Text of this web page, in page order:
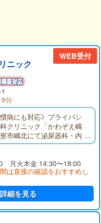
WEB受付
ニック
分
病にも対応》プライバシ
クリニック「かわぞえ嶋
市嶋北にて泌尿器科・内
何度もトイレに行きたく
感、排尿時の痛みなど、
ます。目指しているの
めらっている方が、気兼
です。日本泌尿器科学会
どの排尿障害をはじめ、
染症のほか、前立腺がん
の診断・治療を行ってい
月火木金 14:30〜18:00
は直接の確認をおすすめし
詳細を見る